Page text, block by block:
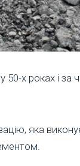
х роках і за
яка